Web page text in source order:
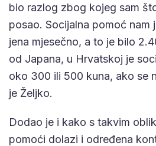
bio razlog zbog kojeg sam
posao. Socijalna pomoć nam
jena mjesečno, a to je bilo
od Japana, u Hrvatskoj je
oko 300 ili 500 kuna, ako se
je Željko.
Dodao je i kako s takvim
pomoći dolazi i određena